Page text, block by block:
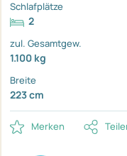
Schlafplätze
2
zul. Gesamtgew.
1.100 kg
Breite
223 cm
Merken